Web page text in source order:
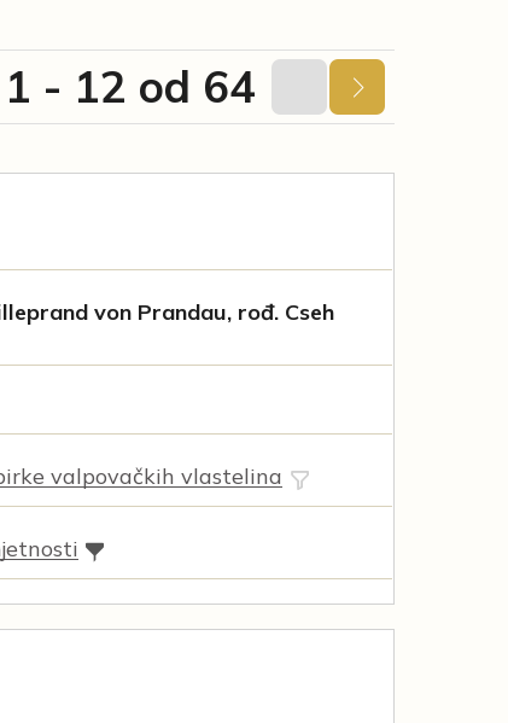
1 - 12 od 64
von Prandau, rođ. Cseh
valpovačkih vlastelina